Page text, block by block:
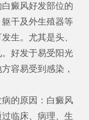
癜风好发部位的
干及外生殖器等
生。尤其是头、
好发于易受阳光
容易受到感染，
的原因：白癜风
临床、病理、生